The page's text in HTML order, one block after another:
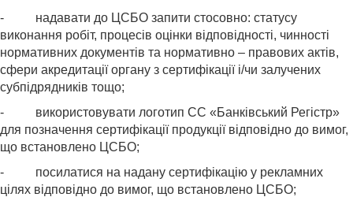
- надавати до ЦСБО запити стосовно: статусу
виконання робіт, процесів оцінки відповідності, чинності
нормативних документів та нормативно – правових актів,
сфери акредитації органу з сертифікації і/чи залучених
субпідрядників тощо;
- використовувати логотип СС «Банківський Регістр»
для позначення сертифікації продукції відповідно до вимог,
що встановлено ЦСБО;
- посилатися на надану сертифікацію у рекламних
цілях відповідно до вимог, що встановлено ЦСБО;